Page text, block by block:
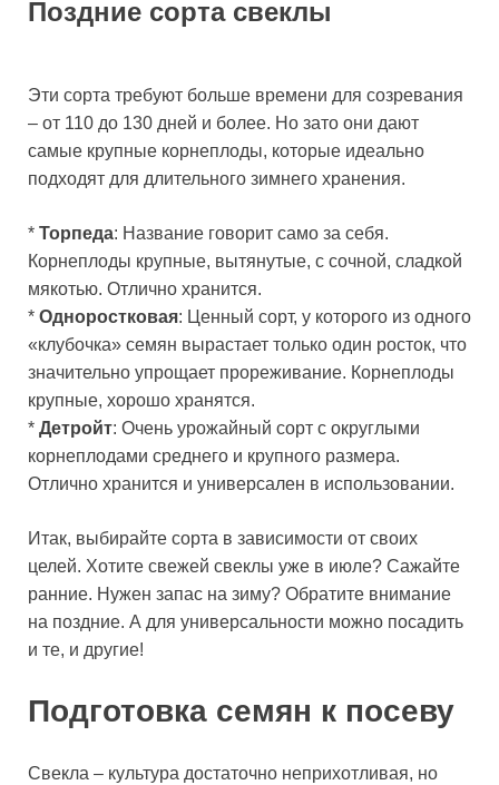
Поздние сорта свеклы
Эти сорта требуют больше времени для созревания
– от 110 до 130 дней и более. Но зато они дают
самые крупные корнеплоды, которые идеально
подходят для длительного зимнего хранения.
* Торпеда: Название говорит само за себя.
Корнеплоды крупные, вытянутые, с сочной, сладкой
мякотью. Отлично хранится.
* Одноростковая: Ценный сорт, у которого из одного
«клубочка» семян вырастает только один росток, что
значительно упрощает прореживание. Корнеплоды
крупные, хорошо хранятся.
* Детройт: Очень урожайный сорт с округлыми
корнеплодами среднего и крупного размера.
Отлично хранится и универсален в использовании.
Итак, выбирайте сорта в зависимости от своих
целей. Хотите свежей свеклы уже в июле? Сажайте
ранние. Нужен запас на зиму? Обратите внимание
на поздние. А для универсальности можно посадить
и те, и другие!
Подготовка семян к посеву
Свекла – культура достаточно неприхотливая, но